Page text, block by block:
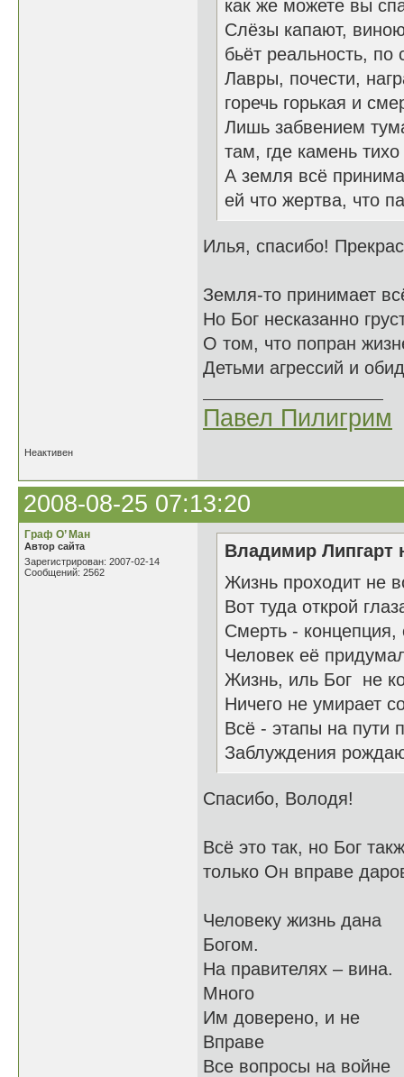
как же можете вы
Слёзы капают,
бьёт реальность, по
Лавры, почести,
горечь горькая и
Лишь забвением
там, где камень
А земля всё
ей что жертва, что
Илья, спасибо!
Земля-то принимает
Но Бог несказанно
О том, что попран
Детьми агрессий и
Павел Пилигрим
Неактивен
2008-08-25 07:13:20
Граф О’ Ман
Автор сайта
Зарегистрирован: 2007-02-14
Сообщений: 2562
Владимир Липгарт
Жизнь проходит не
Вот туда открой
Смерть - концепция,
Человек её
Жизнь, иль Бог не
Ничего не умирает
Всё - этапы на пути
Заблуждения
Спасибо, Володя!
Всё это так, но Бог
только Он вправе
Человеку жизнь дана
Богом.
На правителях – вина.
Много
Им доверено, и не
Вправе
Все вопросы на войне